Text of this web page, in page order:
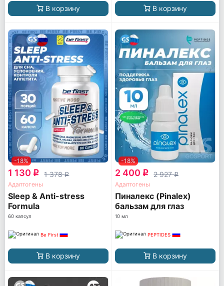
В корзину В корзину
-18%
1 130 q 1 378q
Адаптогены
Sleep & Anti-stress
Formula
60 капсул
Be First
В корзину
-18%
2 400 q 2 927q
Адаптогены
Пиналекс (Pinalex)
бальзам для глаз
10 мл
PEPTIDES
В корзину